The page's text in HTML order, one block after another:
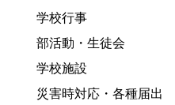
学校行事
部活動・生徒会
学校施設
災害時対応・各種届出